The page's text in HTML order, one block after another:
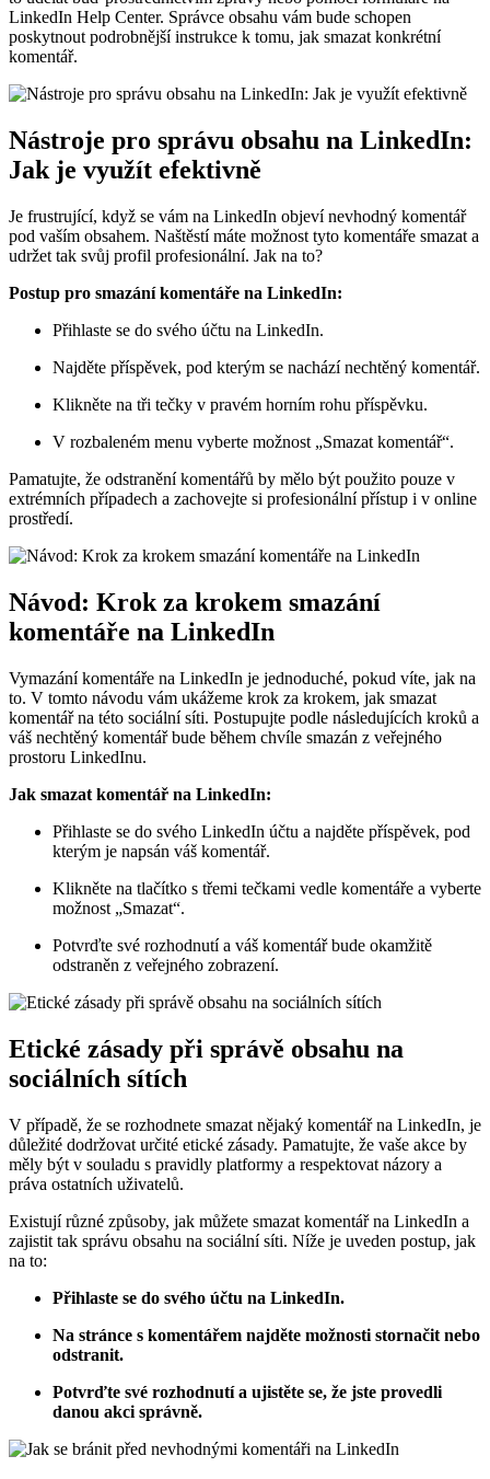
LinkedIn Help Center. Správce obsahu vám bude schopen
poskytnout podrobnější instrukce k tomu, jak smazat konkrétní
komentář.
Nástroje pro správu obsahu na LinkedIn:
Jak je využít efektivně
Je frustrující, když se vám na LinkedIn objeví nevhodný komentář
pod vaším obsahem. Naštěstí máte možnost tyto komentáře smazat a
udržet tak svůj profil profesionální. Jak na to?
Postup pro smazání komentáře na LinkedIn:
Přihlaste se do svého účtu na LinkedIn.
Najděte příspěvek, pod kterým se nachází nechtěný komentář.
Klikněte na tři tečky v pravém horním rohu příspěvku.
V rozbaleném menu vyberte možnost „Smazat komentář“.
Pamatujte, že odstranění komentářů by mělo být použito pouze v
extrémních případech a zachovejte si profesionální přístup i v online
prostředí.
Návod: Krok za krokem smazání
komentáře na LinkedIn
Vymazání komentáře na LinkedIn je jednoduché, pokud víte, jak na
to. V tomto návodu vám ukážeme krok za krokem, jak smazat
komentář na této sociální síti. Postupujte podle následujících kroků a
váš nechtěný komentář bude během chvíle smazán z veřejného
prostoru LinkedInu.
Jak smazat komentář na LinkedIn:
Přihlaste se do svého LinkedIn účtu a najděte příspěvek, pod
kterým je napsán váš komentář.
Klikněte na tlačítko s třemi tečkami vedle komentáře a vyberte
možnost „Smazat“.
Potvrďte své rozhodnutí a váš komentář bude okamžitě
odstraněn z veřejného zobrazení.
Etické zásady při správě obsahu na
sociálních sítích
V případě, že se rozhodnete smazat nějaký komentář na LinkedIn, je
důležité dodržovat určité etické zásady. Pamatujte, že vaše akce by
měly být v souladu s pravidly platformy a respektovat názory a
práva ostatních uživatelů.
Existují různé způsoby, jak můžete smazat komentář na LinkedIn a
zajistit tak správu obsahu na sociální síti. Níže je uveden postup, jak
na to:
Přihlaste se do svého účtu na LinkedIn.
Na stránce s komentářem najděte možnosti stornačit nebo
odstranit.
Potvrďte své rozhodnutí a ujistěte se, že jste provedli
danou akci správně.